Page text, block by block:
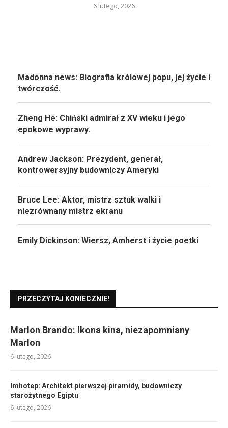
6 lutego, 2026
Madonna news: Biografia królowej popu, jej życie i
twórczość.
Zheng He: Chiński admirał z XV wieku i jego
epokowe wyprawy.
Andrew Jackson: Prezydent, generał,
kontrowersyjny budowniczy Ameryki
Bruce Lee: Aktor, mistrz sztuk walki i
niezrównany mistrz ekranu
Emily Dickinson: Wiersz, Amherst i życie poetki
PRZECZYTAJ KONIECZNIE!
Marlon Brando: Ikona kina, niezapomniany
Marlon
6 lutego, 2026
Imhotep: Architekt pierwszej piramidy, budowniczy
starożytnego Egiptu
6 lutego, 2026